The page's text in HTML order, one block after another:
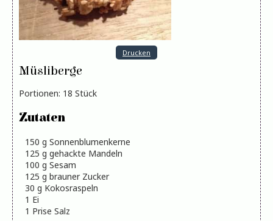
Drucken
Müsliberge
Portionen: 18 Stück
Zutaten
150 g Sonnenblumenkerne
125 g gehackte Mandeln
100 g Sesam
125 g brauner Zucker
30 g Kokosraspeln
1 Ei
1 Prise Salz